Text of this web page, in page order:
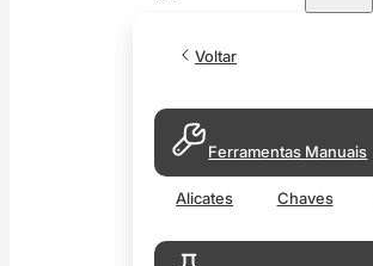
Voltar
Ferramentas Manuais
Alicates Chaves